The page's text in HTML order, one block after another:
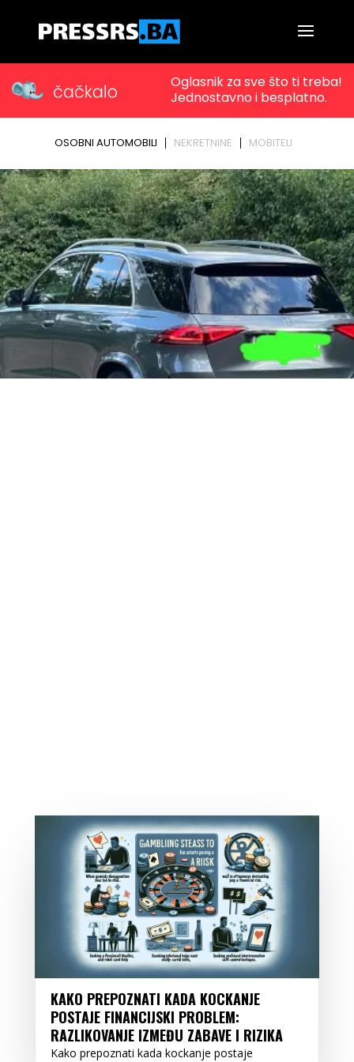
KAKO PREPOZNATI KADA KOCKANJE
POSTAJE FINANCIJSKI PROBLEM:
RAZLIKOVANJE IZMEĐU ZABAVE I RIZIKA
Kako prepoznati kada kockanje postaje